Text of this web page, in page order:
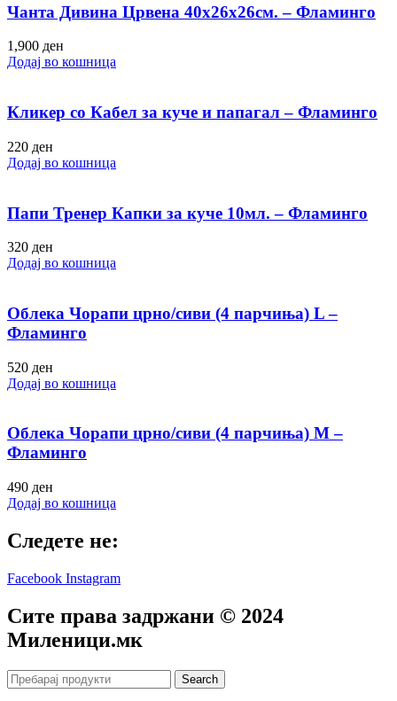
Чанта Дивина Црвена 40х26х26см. – Фламинго
1,900 ден
Додај во кошница
Кликер со Кабел за куче и папагал – Фламинго
220 ден
Додај во кошница
Папи Тренер Капки за куче 10мл. – Фламинго
320 ден
Додај во кошница
Облека Чорапи црно/сиви (4 парчиња) L –
Фламинго
520 ден
Додај во кошница
Облека Чорапи црно/сиви (4 парчиња) M –
Фламинго
490 ден
Додај во кошница
Следете не:
Facebook Instagram
Сите права задржани © 2024
Mиленици.мк
Search